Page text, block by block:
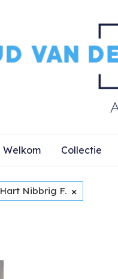
Welkom Collectie
Hart Nibbrig F. ×